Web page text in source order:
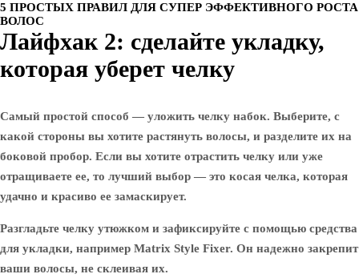
5 ПРОСТЫХ ПРАВИЛ ДЛЯ СУПЕР ЭФФЕКТИВНОГО РОСТА
ВОЛОС
Лайфхак 2: сделайте укладку,
которая уберет челку
Самый простой способ — уложить челку набок. Выберите, с
какой стороны вы хотите растянуть волосы, и разделите их на
боковой пробор. Если вы хотите отрастить челку или уже
отращиваете ее, то лучший выбор — это косая челка, которая
удачно и красиво ее замаскирует.
Разгладьте челку утюжком и зафиксируйте с помощью средства
для укладки, например Matrix Style Fixer. Он надежно закрепит
ваши волосы, не склеивая их.